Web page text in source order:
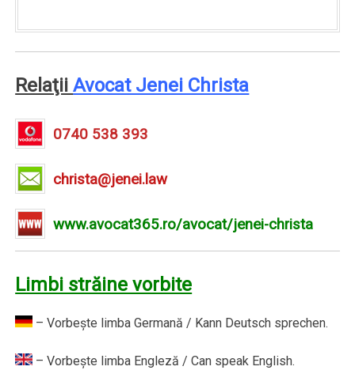
RelaţiiAvocat Jenei Christa
0740 538 393
christa@jenei.law
www.avocat365.ro/avocat/jenei-christa
Limbi străine vorbite
– Vorbeşte limba Germană / Kann Deutsch sprechen.
– Vorbeşte limba Engleză / Can speak English.